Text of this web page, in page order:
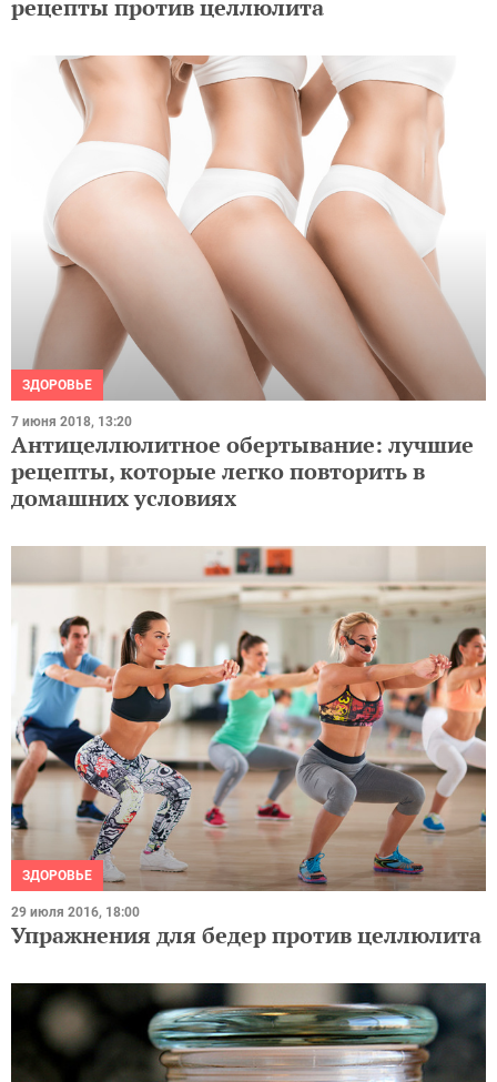
рецепты против целлюлита
ЗДОРОВЬЕ
7 июня 2018, 13:20
Антицеллюлитное обертывание: лучшие
рецепты, которые легко повторить в
домашних условиях
ЗДОРОВЬЕ
29 июля 2016, 18:00
Упражнения для бедер против целлюлита